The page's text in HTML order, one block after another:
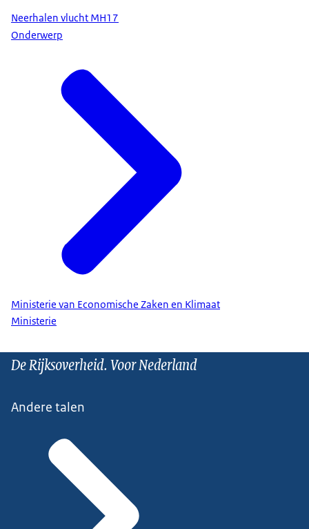
Neerhalen vlucht MH17
Onderwerp
Ministerie van Economische Zaken en Klimaat
Ministerie
De Rijksoverheid. Voor Nederland
Andere talen